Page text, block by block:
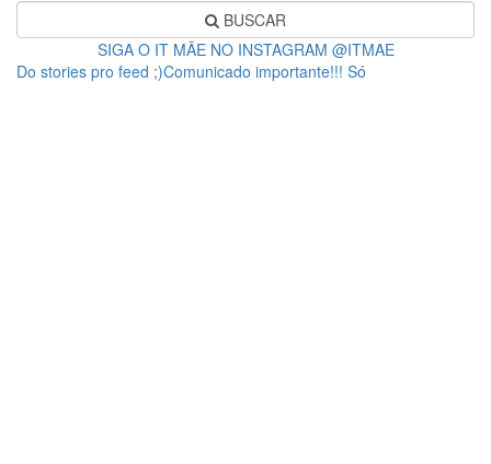
BUSCAR
SIGA O IT MÃE NO INSTAGRAM @ITMAE
Do stories pro feed ;)Comunicado importante!!! Só